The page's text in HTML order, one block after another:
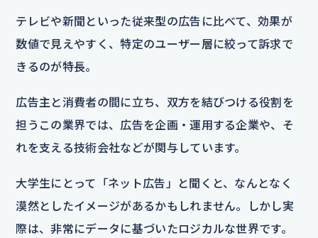
テレビや新聞といった従来型の広告に比べて、効果が
数値で見えやすく、特定のユーザー層に絞って訴求で
きるのが特長。
広告主と消費者の間に立ち、双方を結びつける役割を
担うこの業界では、広告を企画・運用する企業や、そ
れを支える技術会社などが関与しています。
大学生にとって「ネット広告」と聞くと、なんとなく
漠然としたイメージがあるかもしれません。しかし実
際は、非常にデータに基づいたロジカルな世界です。